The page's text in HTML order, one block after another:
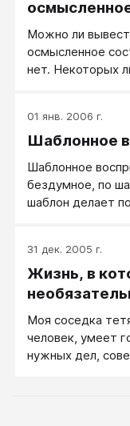
Можно ли
осмысленное
нет. Некоторых
состояния
01 янв. 2006 г.
Шаблонное
Шаблонное
бездумное, по
шаблон делает
поведение
Если же шаблон
отставший от
31 дек. 2005 г.
Жизнь, в
Моя соседка
человек, умеет
нужных дел,